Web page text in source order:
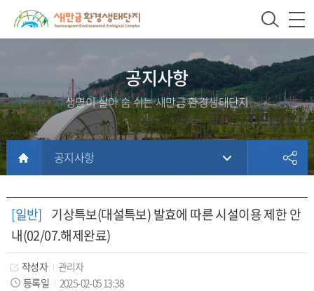
경
생
태
단
지
뉴뉴
공지사항
생명이 살아 숨 쉬는 새만금 환경생태단지
공지사항
문
서
[일반] 기상특보(대설특보) 발효에 따른 시설이용 제한 안
내(02/07.해제완료)
작성자
관리자
등록일
2025-02-05 13:38